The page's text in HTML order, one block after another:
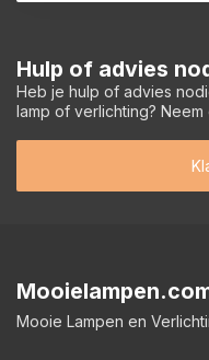
Hulp of advies
Heb je hulp of advies
lamp of verlichting?
Mooie Lampen en